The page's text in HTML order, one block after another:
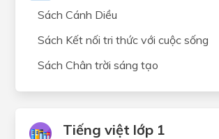
Sách Cánh Diều
Sách Kết nối tri thức với cuộc sống
Sách Chân trời sáng tạo
Tiếng việt lớp 1